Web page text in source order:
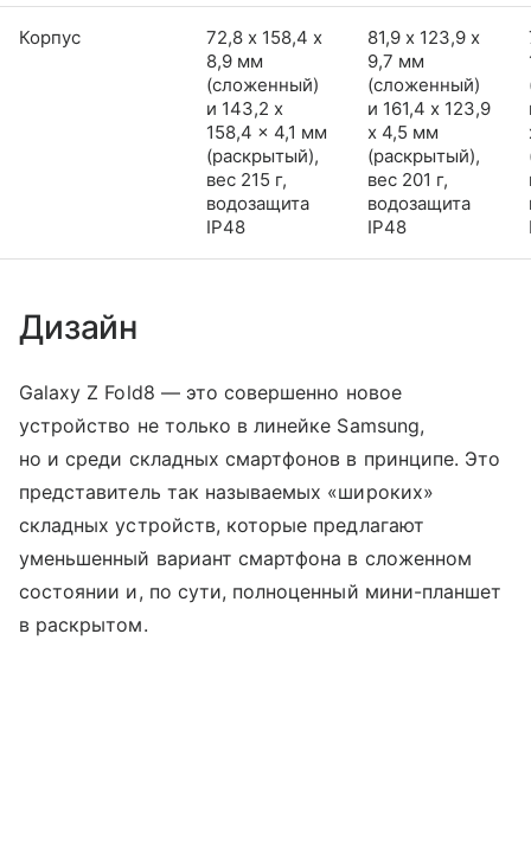
Корпус
72,8 х 158,4 х
8,9 мм
(сложенный)
и 143,2 x
158,4 x 4,1 мм
(раскрытый),
вес 215 г,
водозащита
IP48
81,9 х 123,9 х
9,7 мм
(сложенный)
и 161,4 x 123,9
x 4,5 мм
(раскрытый),
вес 201 г,
водозащита
IP48
Дизайн
Galaxy Z Fold8 — это совершенно новое
устройство не только в линейке Samsung,
но и среди складных смартфонов в принципе. Это
представитель так называемых «широких»
складных устройств, которые предлагают
уменьшенный вариант смартфона в сложенном
состоянии и, по сути, полноценный мини-планшет
в раскрытом.